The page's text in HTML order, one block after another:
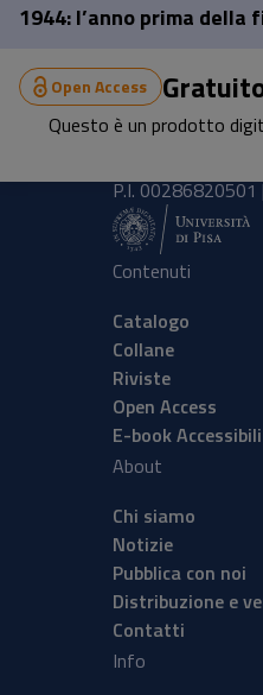
1944: l’anno prima della
Open Access
Questo è un prodotto
Pisa
Lungarno
tel.+39 050
P.I. 00286820501
Contenuti
Catalogo
Collane
Riviste
Open Access
E-book Accessibili
About
Chi siamo
Notizie
Pubblica con noi
Distribuzione e
Contatti
Info